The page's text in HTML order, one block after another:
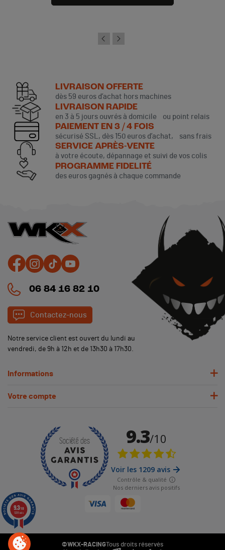
LIVRAISON OFFERTE
dès 59 euros d’achat hors machines
LIVRAISON RAPIDE
en 3 à 5 jours ouvrés à domicile ou point relais
PAIEMENT EN 3 / 4 FOIS
sécurisé SSL, dès 150 euros d’achat, sans frais
SERVICE APRÈS-VENTE
à votre écoute, dépannage et suivi de vos colis
PROGRAMME FIDELITÉ
des euros gagnés à chaque commande
06 84 16 82 10
Contactez-nous
Notre service client est ouvert du lundi au
vendredi, de 9h à 12h et de 13h30 à 17h30.
Informations
Votre compte
©WKX-RACINGTous droits réservés
9.3/10
1209 avis